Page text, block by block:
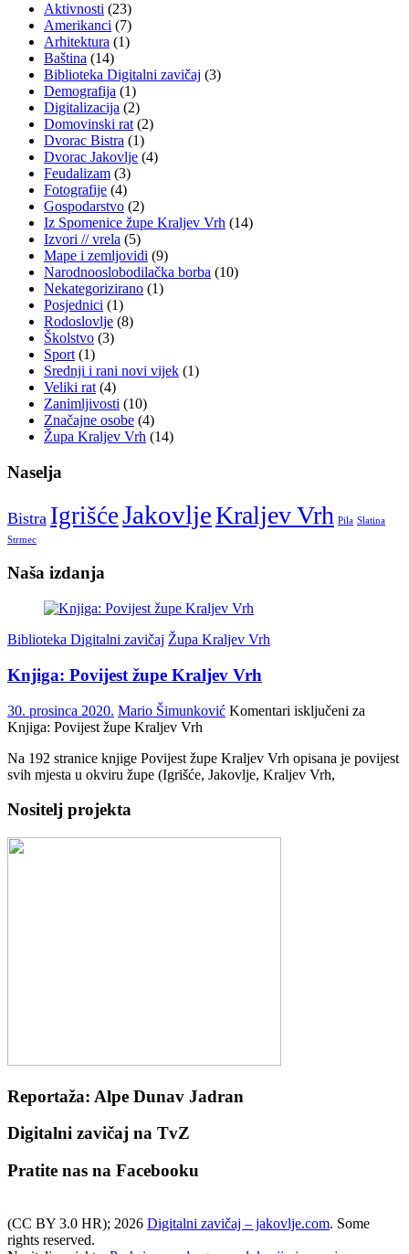
Aktivnosti (23)
Amerikanci (7)
Arhitektura (1)
Baština (14)
Biblioteka Digitalni zavičaj (3)
Demografija (1)
Digitalizacija (2)
Domovinski rat (2)
Dvorac Bistra (1)
Dvorac Jakovlje (4)
Feudalizam (3)
Fotografije (4)
Gospodarstvo (2)
Iz Spomenice župe Kraljev Vrh (14)
Izvori // vrela (5)
Mape i zemljovidi (9)
Narodnooslobodilačka borba (10)
Nekategorizirano (1)
Posjednici (1)
Rodoslovlje (8)
Školstvo (3)
Sport (1)
Srednji i rani novi vijek (1)
Veliki rat (4)
Zanimljivosti (10)
Značajne osobe (4)
Župa Kraljev Vrh (14)
Naselja
Bistra IgrišćeJakovljeKraljev Vrh Pila Slatina
Strmec
Naša izdanja
Biblioteka Digitalni zavičaj Župa Kraljev Vrh
Knjiga: Povijest župe Kraljev Vrh
30. prosinca 2020. Mario Šimunković Komentari isključeni za
Knjiga: Povijest župe Kraljev Vrh
Na 192 stranice knjige Povijest župe Kraljev Vrh opisana je povijest
svih mjesta u okviru župe (Igrišće, Jakovlje, Kraljev Vrh,
Nositelj projekta
Reportaža: Alpe Dunav Jadran
Digitalni zavičaj na TvZ
Pratite nas na Facebooku
(CC BY 3.0 HR); 2026 Digitalni zavičaj – jakovlje.com. Some
rights reserved.